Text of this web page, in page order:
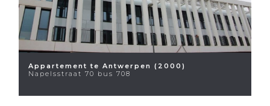
Appartement te Antwerpen (2000)
Napelsstraat 70 bus 708